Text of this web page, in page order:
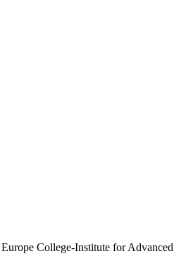
College-Institute for